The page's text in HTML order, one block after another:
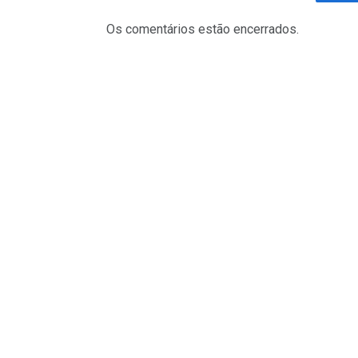
Os comentários estão encerrados.